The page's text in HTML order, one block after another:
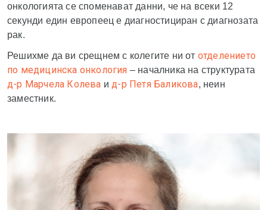
онкологията се споменават данни, че на всеки 12
секунди един европеец е диагностициран с диагнозата
рак.
Решихме да ви срещнем с колегите ни от отделението
по медицинска онкология – началника на структурата
д-р Марчела Колева и д-р Петя Баликова, неин
заместник.